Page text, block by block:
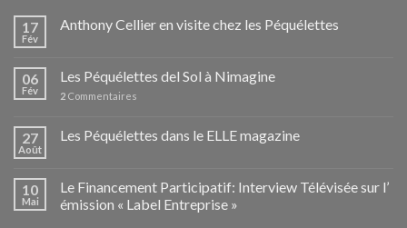
17
Fév
Anthony Cellier en visite chez les Péquélettes
06
Fév
Les Péquélettes del Sol à Nimagine
2 Commentaires
27
Août
Les Péquélettes dans le ELLE magazine
10
Mai
Le Financement Participatif: Interview Télévisée sur l’
émission « Label Entreprise »